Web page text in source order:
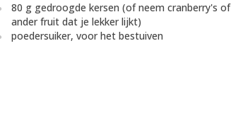
80 g gedroogde kersen (of neem cranberry's of
ander fruit dat je lekker lijkt)
poedersuiker, voor het bestuiven